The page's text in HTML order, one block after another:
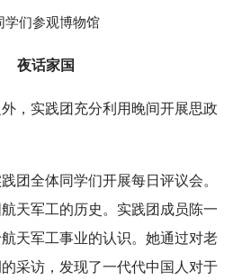
学们参观博物馆
夜话家国
，实践团充分利用晚间开展思政
团全体同学们开展每日评议会。
天军工的历史。实践团成员陈一
天军工事业的认识。她通过对老
采访，发现了一代代中国人对于